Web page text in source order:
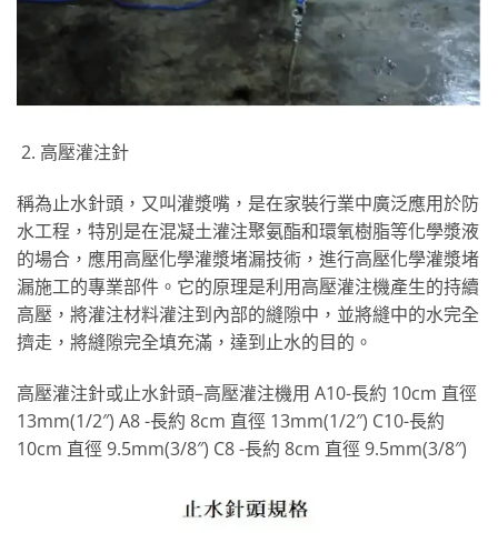
高壓灌注針
稱為止水針頭，又叫灌漿嘴，是在家裝行業中廣泛應用於防
水工程，特別是在混凝土灌注聚氨酯和環氧樹脂等化學漿液
的場合，應用高壓化學灌漿堵漏技術，進行高壓化學灌漿堵
漏施工的專業部件。它的原理是利用高壓灌注機產生的持續
高壓，將灌注材料灌注到內部的縫隙中，並將縫中的水完全
擠走，將縫隙完全填充滿，達到止水的目的。
高壓灌注針或止水針頭–高壓灌注機用 A10-長約 10cm 直徑
13mm(1/2″) A8 -長約 8cm 直徑 13mm(1/2″) C10-長約
10cm 直徑 9.5mm(3/8″) C8 -長約 8cm 直徑 9.5mm(3/8″)